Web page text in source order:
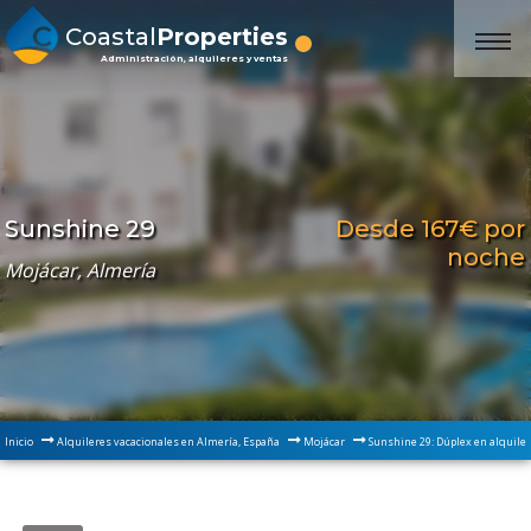
CoastalProperties
Administración, alquileres y ventas
Sunshine 29
Mojácar, Almería
Desde 167€ por
noche
Inicio Alquileres vacacionales en Almería, España Mojácar Sunshine 29: Dúplex en